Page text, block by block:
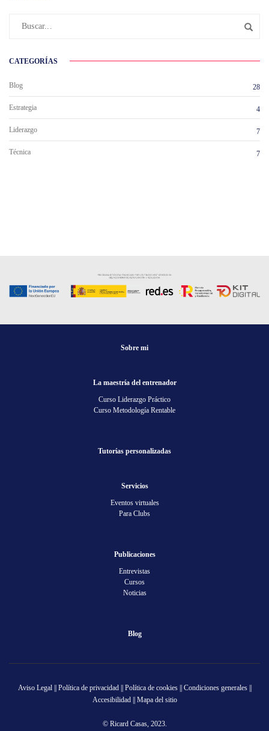
CATEGORÍAS
Blog 28
Estrategia 4
Liderazgo 7
Técnica 7
Sobre mi
La maestría del entrenador
Curso Liderazgo Práctico
Curso Metodología Rentable
Tutorías personalizadas
Servicios
Eventos virtuales
Para Clubs
Publicaciones
Entrevistas
Cursos
Noticias
Blog
Aviso Legal|| Política de privacidad|| Política de cookies|| Condiciones generales||
Accesibilidad|| Mapa del sitio
© Ricard Casas, 2023.